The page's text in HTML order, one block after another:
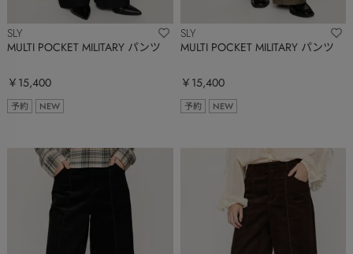
SLY
MULTI POCKET MILITARY パンツ
￥15,400
予約 NEW
SLY
MULTI POCKET MILITARY パンツ
￥15,400
予約 NEW